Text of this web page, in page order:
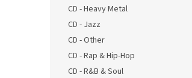
CD - Heavy Metal
CD - Jazz
CD - Other
CD - Rap & Hip-Hop
CD - R&B & Soul